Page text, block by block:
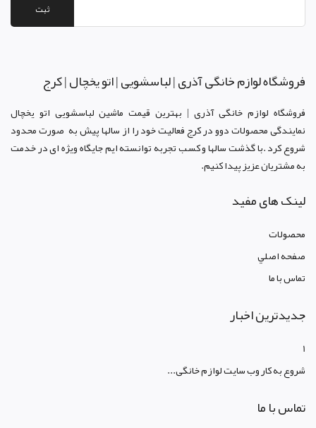
ثبت
فروشگاه لوازم خانگی آذری | لباسشویی | اتو یخچال | کرج
فروشگاه لوازم خانگی آذری | بهترین قیمت ماشین لباسشویی اتو یخچال
نمایندگی محصولات دوو در کرجفعالیت خود را از سالها پیش به صورت محدود
شروع کرد .با گذشت سالها و کسب تجربه توانسته ایم جایگاه ویژه ای در خدمت
به مشتریان عزیز پیدا کنیم.
لینک های مفید
محصولات
صفحه اصلي
تماس با ما
جدیدترین اخبار
1
شروع به کار وب سایت لوازم خانگی...
تماس با ما